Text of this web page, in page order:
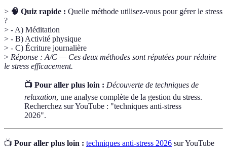
> 🧠 Quiz rapide : Quelle méthode utilisez-vous pour gérer le stress
?
> - A) Méditation
> - B) Activité physique
> - C) Écriture journalière
> Réponse : A/C — Ces deux méthodes sont réputées pour réduire
le stress efficacement.
📺 Pour aller plus loin : Découverte de techniques de
relaxation, une analyse complète de la gestion du stress.
Recherchez sur YouTube : "techniques anti-stress
2026".
📺 Pour aller plus loin : techniques anti-stress 2026 sur YouTube